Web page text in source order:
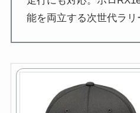
能を両立する次世代ラリ